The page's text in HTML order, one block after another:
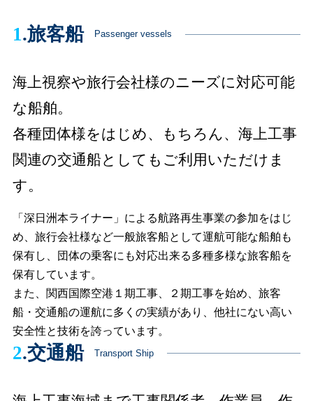
1.旅客船 Passenger vessels
海上視察や旅行会社様のニーズに対応可能
な船舶。
各種団体様をはじめ、もちろん、海上工事
関連の交通船としてもご利用いただけま
す。
「深日洲本ライナー」による航路再生事業の参加をはじ
め、旅行会社様など一般旅客船として運航可能な船舶も
保有し、団体の乗客にも対応出来る多種多様な旅客船を
保有しています。
また、関西国際空港１期工事、２期工事を始め、旅客
船・交通船の運航に多くの実績があり、他社にない高い
安全性と技術を誇っています。
2.交通船 Transport Ship